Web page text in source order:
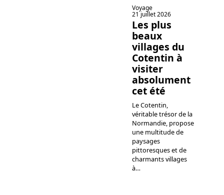
Voyage
21 juillet 2026
Les plus
beaux
villages du
Cotentin à
visiter
absolument
cet été
Le Cotentin,
véritable trésor de la
Normandie, propose
une multitude de
paysages
pittoresques et de
charmants villages
à…